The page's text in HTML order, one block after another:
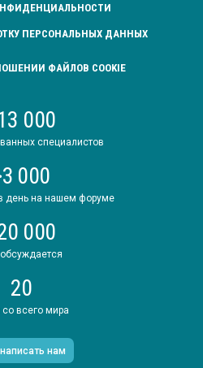
ПЕРСОНАЛЬНЫХ ДАННЫХ
ФАЙЛОВ COOKIE
000
специалистов
000
день на нашем форуме
000
20
со всего мира
написать нам